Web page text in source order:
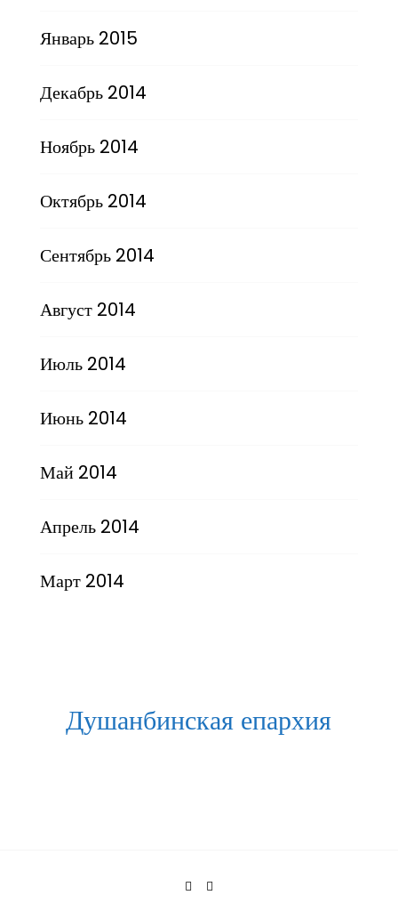
Январь 2015
Декабрь 2014
Ноябрь 2014
Октябрь 2014
Сентябрь 2014
Август 2014
Июль 2014
Июнь 2014
Май 2014
Апрель 2014
Март 2014
Душанбинская епархия